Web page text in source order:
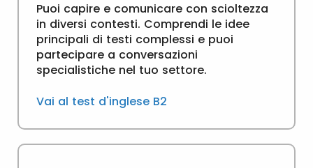
Puoi capire e comunicare con scioltezza
in diversi contesti. Comprendi le idee
principali di testi complessi e puoi
partecipare a conversazioni
specialistiche nel tuo settore.
Vai al test d'inglese B2